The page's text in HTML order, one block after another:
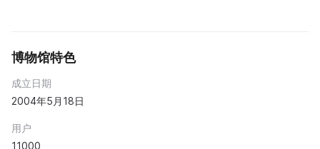
博物馆特色
成立日期
2004年5月18日
用户
11000